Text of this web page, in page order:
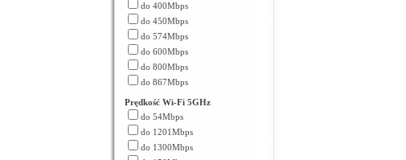
do 400Mbps
do 450Mbps
do 574Mbps
do 600Mbps
do 800Mbps
do 867Mbps
Prędkość Wi-Fi 5GHz
do 54Mbps
do 1201Mbps
do 1300Mbps